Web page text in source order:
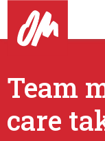
Team
care